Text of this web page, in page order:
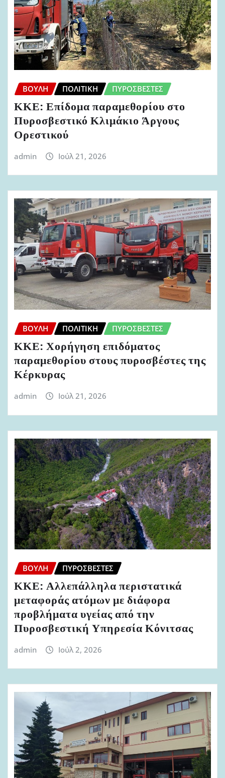
ΒΟΥΛΉ ΠΟΛΙΤΙΚΉ ΠΥΡΟΣΒΈΣΤΕΣ
ΚΚΕ: Επίδομα παραμεθορίου στο
Πυροσβεστικό Κλιμάκιο Άργους
Ορεστικού
admin Ιούλ 21, 2026
ΒΟΥΛΉ ΠΟΛΙΤΙΚΉ ΠΥΡΟΣΒΈΣΤΕΣ
ΚΚΕ: Χορήγηση επιδόματος
παραμεθορίου στους πυροσβέστες της
Κέρκυρας
admin Ιούλ 21, 2026
ΒΟΥΛΉ ΠΥΡΟΣΒΈΣΤΕΣ
ΚΚΕ: Αλλεπάλληλα περιστατικά
μεταφοράς ατόμων με διάφορα
προβλήματα υγείας από την
Πυροσβεστική Υπηρεσία Κόνιτσας
admin Ιούλ 2, 2026